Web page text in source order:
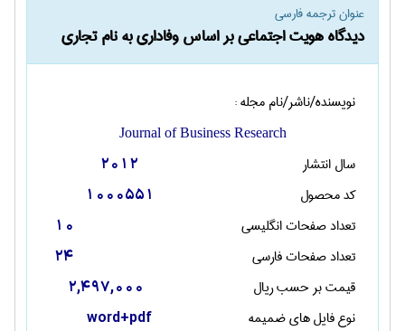
عنوان ترجمه فارسی
دیدگاه هویت اجتماعی بر اساس وفاداری به نام تجاری
نویسنده/ناشر/نام مجله :
Journal of Business Research
سال انتشار 2012
کد محصول 1000551
تعداد صفحات انگليسی 10
تعداد صفحات فارسی 24
قیمت بر حسب ریال 2,497,000
نوع فایل های ضمیمه word+pdf